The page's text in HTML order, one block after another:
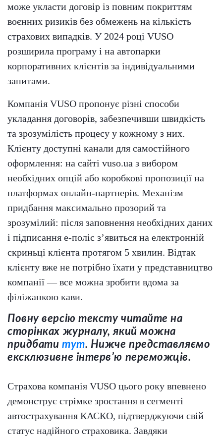
може укласти договір із повним покриттям
воєнних ризиків без обмежень на кількість
страхових випадків. У 2024 році VUSO
розширила програму і на автопарки
корпоративних клієнтів за індивідуальними
запитами.
Компанія VUSO пропонує різні способи
укладання договорів, забезпечивши швидкість
та зрозумілість процесу у кожному з них.
Клієнту доступні канали для самостійного
оформлення: на сайті vuso.ua з вибором
необхідних опцій або коробкові пропозиції на
платформах онлайн-партнерів. Механізм
придбання максимально прозорий та
зрозумілий: після заповнення необхідних даних
і підписання е-поліс з’явиться на електронній
скриньці клієнта протягом 5 хвилин. Відтак
клієнту вже не потрібно їхати у представництво
компанії — все можна зробити вдома за
філіжанкою кави.
Повну версію тексту читайте на
сторінках журналу, який можна
придбати тут. Нижче представляємо
ексклюзивне інтервʼю переможців.
Страхова компанія VUSО цього року впевнено
демонструє стрімке зростання в сегменті
автострахування КАСКО, підтверджуючи свій
статус надійного страховика. Завдяки